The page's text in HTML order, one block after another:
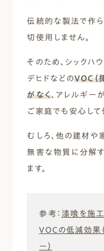
伝統的な製法で作ら
切使用しません。
そのため、シックハ
デヒドなどのVOC（
がなく、アレルギー
ご家庭でも安心して
むしろ、他の建材や
無害な物質に分解
ます。
参考： 漆喰を施
VOCの低減効果
ー）